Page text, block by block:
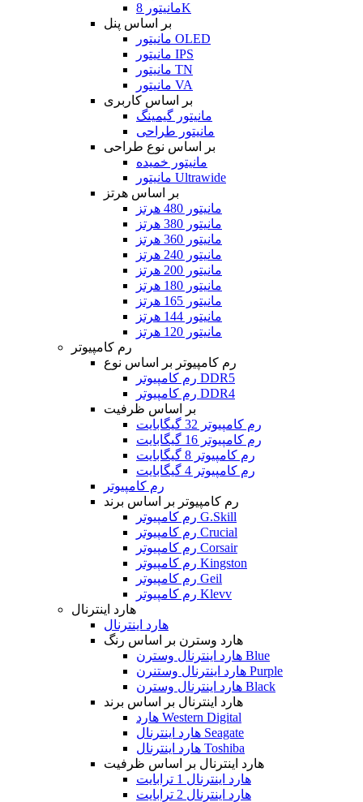
مانیتور 8K
بر اساس پنل
مانیتور OLED
مانیتور IPS
مانیتور TN
مانیتور VA
بر اساس کاربری
مانیتور گیمینگ
مانیتور طراحی
بر اساس نوع طراحی
مانیتور خمیده
مانیتور Ultrawide
بر اساس هرتز
مانیتور 480 هرتز
مانیتور 380 هرتز
مانیتور 360 هرتز
مانیتور 240 هرتز
مانیتور 200 هرتز
مانیتور 180 هرتز
مانیتور 165 هرتز
مانیتور 144 هرتز
مانیتور 120 هرتز
رم کامپیوتر
رم کامپیوتر بر اساس نوع
رم کامپیوتر DDR5
رم کامپیوتر DDR4
بر اساس ظرفیت
رم کامپیوتر 32 گیگابایت
رم کامپیوتر 16 گیگابایت
رم کامپیوتر 8 گیگابایت
رم کامپیوتر 4 گیگابایت
رم کامپیوتر
رم کامپیوتر بر اساس برند
رم کامپیوتر G.Skill
رم کامپیوتر Crucial
رم کامپیوتر Corsair
رم کامپیوتر Kingston
رم کامپیوتر Geil
رم کامپیوتر Klevv
هارد اینترنال
هارد اینترنال
هارد وسترن بر اساس رنگ
هارد اینترنال وسترن Blue
هارد اینترنال وستنرن Purple
هارد اینترنال وسترن Black
هارد اینترنال بر اساس برند
هارد Western Digital
هارد اینترنال Seagate
هارد اینترنال Toshiba
هارد اینترنال بر اساس ظرفیت
هارد اینترنال 1 ترابایت
هارد اینترنال 2 ترابایت